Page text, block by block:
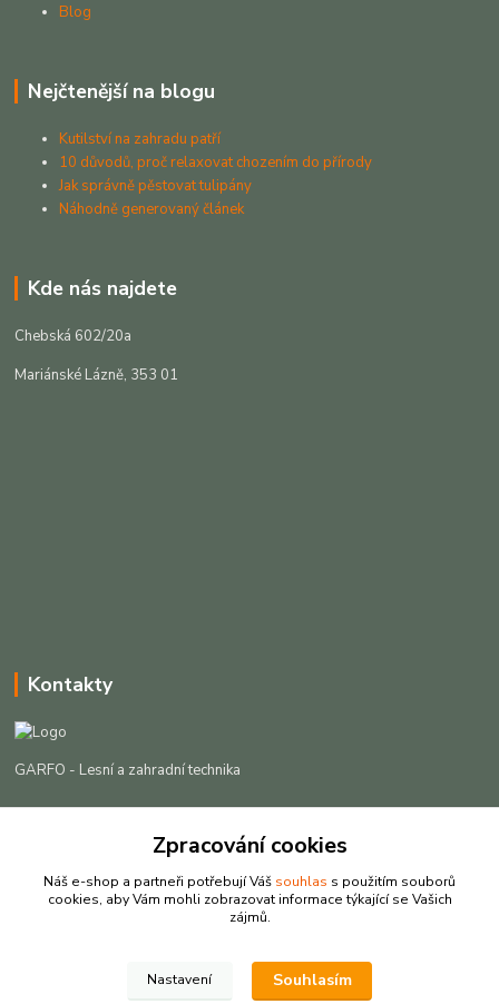
Blog
Nejčtenější na blogu
Kutilství na zahradu patří
10 důvodů, proč relaxovat chozením do přírody
Jak správně pěstovat tulipány
Náhodně generovaný článek
Kde nás najdete
Chebská 602/20a
Mariánské Lázně, 353 01
Kontakty
GARFO - Lesní a zahradní technika
+420 725 301 044
info@garfo.cz
Zpracování cookies
Náš e-shop a partneři potřebují Váš souhlas s použitím souborů
cookies, aby Vám mohli zobrazovat informace týkající se Vašich
zájmů.
Nastavení Souhlasím